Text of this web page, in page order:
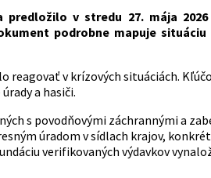
v stredu 27. mája
podrobne mapuje
reagovať v krízových situáciách.
a hasiči.
s povodňovými záchrannými a
úradom v sídlach krajov,
verifikovaných výdavkov